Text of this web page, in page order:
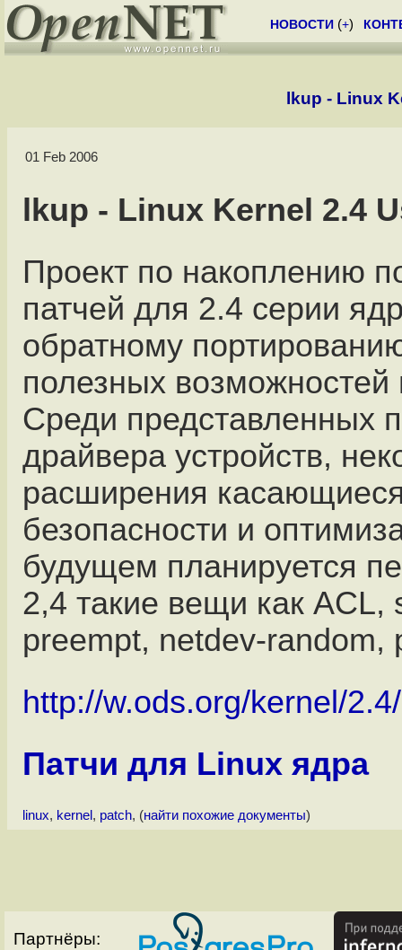
НОВОСТИ (+)
lkup - Linux
01 Feb 2006
lkup - Linux Kernel 2.4
Проект по накоплению
патчей для 2.4 серии
обратному
полезных возможностей
Среди представленных
драйвера устройств,
расширения
безопасности и
будущем планируется
2,4 такие вещи как ACL,
preempt, netdev-random,
http://w.ods.org/kernel/
Патчи для Linux ядра
linux, kernel , patch, (найти похожие документы)
Партнёры: